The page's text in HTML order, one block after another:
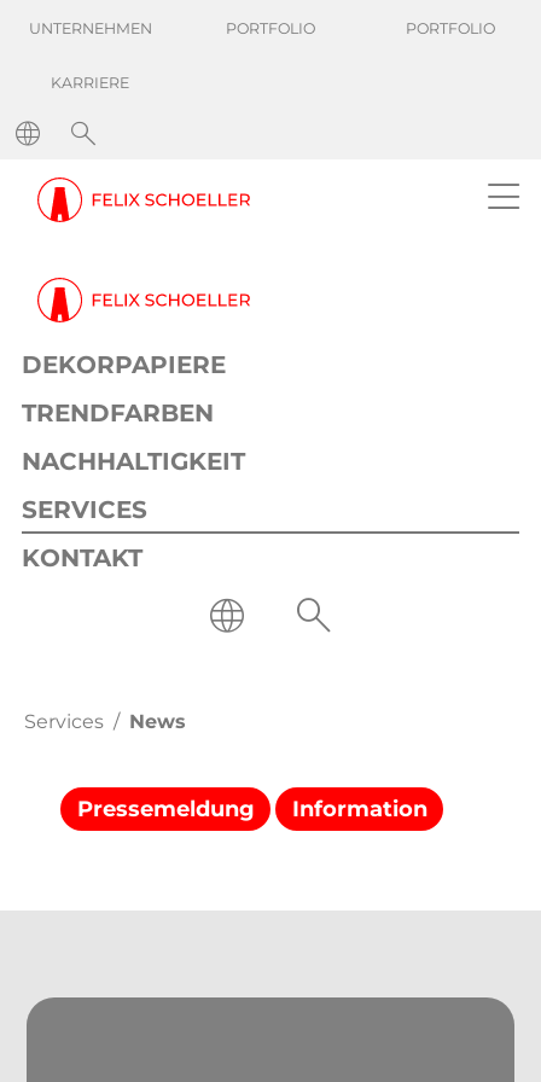
UNTERNEHMEN PORTFOLIO PORTFOLIO
KARRIERE
DEKORPAPIERE
TRENDFARBEN
NACHHALTIGKEIT
SERVICES
KONTAKT
NEWS
Services News
Pressemeldung Information